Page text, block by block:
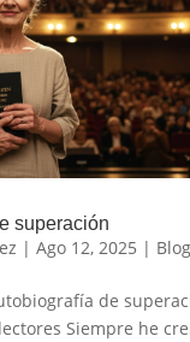
superación
| Ago 12, 2025 | Blog
de
Siempre he